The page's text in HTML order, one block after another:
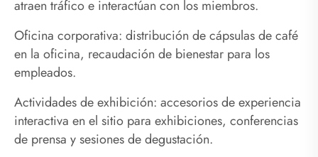
atraen tráfico e interactúan con los miembros.
Oficina corporativa: distribución de cápsulas de café
en la oficina, recaudación de bienestar para los
empleados.
Actividades de exhibición: accesorios de experiencia
interactiva en el sitio para exhibiciones, conferencias
de prensa y sesiones de degustación.